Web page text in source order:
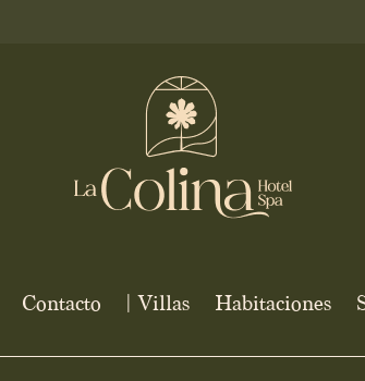
Contacto | Villas Habitaciones